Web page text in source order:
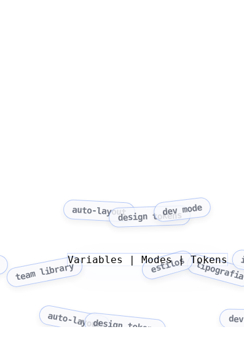
auto-layoutdesign tokensdev mode
team library estilos
auto-layoutdesign tokens
Variables | Modes | Tokens